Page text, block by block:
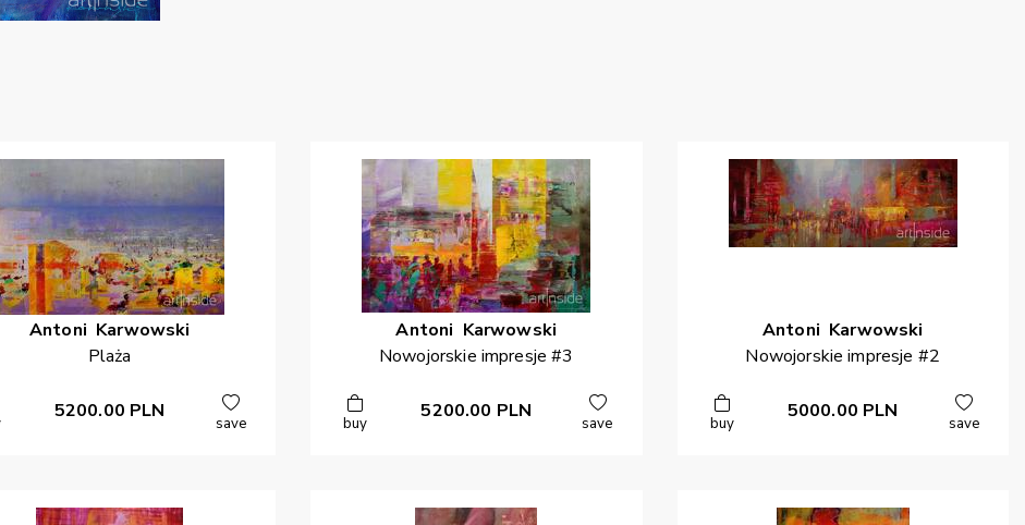
Antoni Karwowski
Plaża
5200.00 PLN
save
Antoni Karwowski
Nowojorskie impresje #3
buy
5200.00 PLN
save
Antoni Karwowski
Nowojorskie impresje #2
buy
5000.00 PLN
save